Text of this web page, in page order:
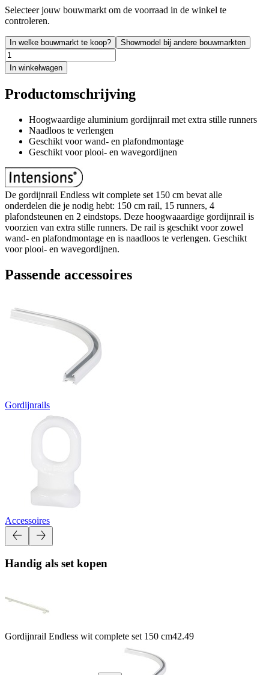
Selecteer jouw bouwmarkt om de voorraad in de winkel te
controleren.
In welke bouwmarkt te koop? Showmodel bij andere bouwmarkten
In winkelwagen
Productomschrijving
Hoogwaardige aluminium gordijnrail met extra stille runners
Naadloos te verlengen
Geschikt voor wand- en plafondmontage
Geschikt voor plooi- en wavegordijnen
De gordijnrail Endless wit complete set 150 cm bevat alle
onderdelen die je nodig hebt: 150 cm rail, 15 runners, 4
plafondsteunen en 2 eindstops. Deze hoogwaaardige gordijnrail is
voorzien van extra stille runners. De rail is geschikt voor zowel
wand- en plafondmontage en is naadloos te verlengen. Geschikt
voor plooi- en wavegordijnen.
Passende accessoires
Gordijnrails
Accessoires
Handig als set kopen
Gordijnrail Endless wit complete set 150 cm42.49